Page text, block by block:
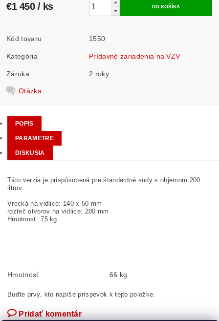
€1 450 / ks
Kód tovaru 1550
Kategória Prídavné zariadenia na VZV
Záruka 2 roky
Otázka
POPIS
PARAMETRE
DISKUSIA
Táto verzia je prispôsobená pre štandardné sudy s objemom 200
litrov.
Vrecká na vidlice: 140 x 50 mm
rozteč otvorov na vidlice: 280 mm
Hmotnosť: 75 kg
Hmotnosť 66 kg
Buďte prvý, kto napíše príspevok k tejto položke.
Pridať komentár